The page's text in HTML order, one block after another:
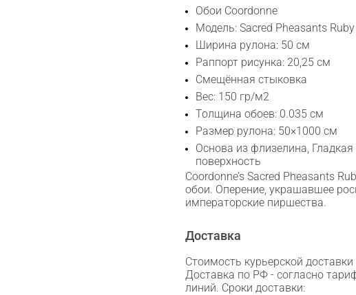
Обои Coordonne
Модель: Sacred Pheasants
Ширина рулона: 50 см
Раппорт рисунка: 20,25 см
Смещённая стыковка
Вес: 150 гр/м2
Толщина обоев: 0.035 см
Размер рулона: 50×1000 см
Основа из флизелина,
поверхность
Coordonne’s Sacred Pheasants
обои. Оперение, украшавшее
императорские пиршества.
Доставка
Стоимость курьерской
Доставка по РФ - согласно
линий. Сроки доставки: